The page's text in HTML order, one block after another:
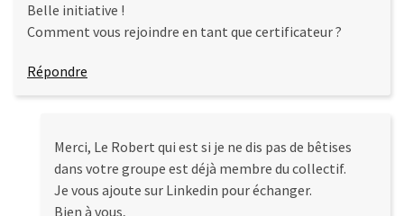
Belle initiative !
Comment vous rejoindre en tant que certificateur ?
Répondre
Merci, Le Robert qui est si je ne dis pas de bêtises
dans votre groupe est déjà membre du collectif.
Je vous ajoute sur Linkedin pour échanger.
Bien à vous,